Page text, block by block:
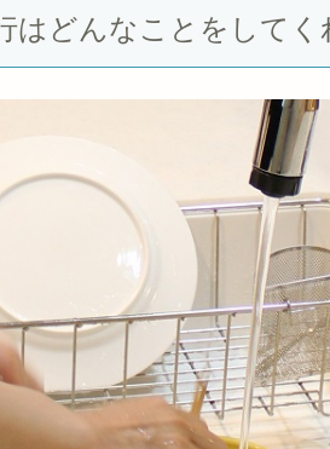
はどんなことをしてく